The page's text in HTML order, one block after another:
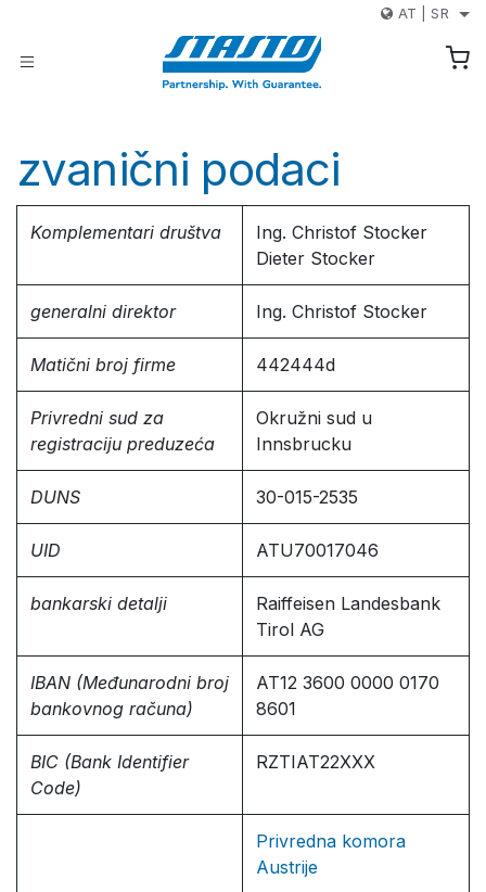
AT |SR
zvanični podaci
Komplementari društva
Ing. Christof Stocker
Dieter Stocker
generalni direktor Ing. Christof Stocker
Matični broj firme 442444d
Privredni sud za
registraciju preduzeća
Okružni sud u
Innsbrucku
DUNS 30-015-2535
UID ATU70017046
bankarski detalji
Raiffeisen Landesbank
Tirol AG
IBAN (Međunarodni broj
bankovnog računa)
AT12 3600 0000 0170
8601
BIC (Bank Identifier
Code)
RZTIAT22XXX
Privredna komora
Austrije